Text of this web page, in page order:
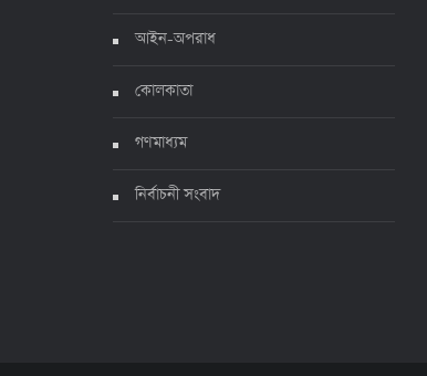
আইন-অপরাধ
কোলকাতা
গণমাধ্যম
নির্বাচনী সংবাদ